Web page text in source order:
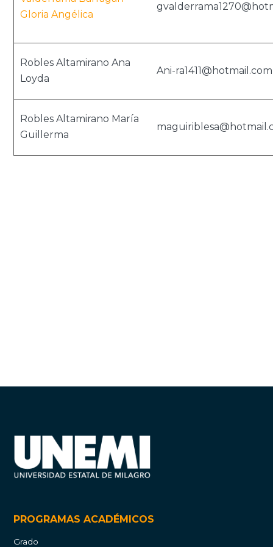
Gloria Angélica
Robles Altamirano Ana
Loyda
Ani-ra1411@hotmail.com
Robles Altamirano María
Guillerma
PROGRAMAS ACADÉMICOS
Grado